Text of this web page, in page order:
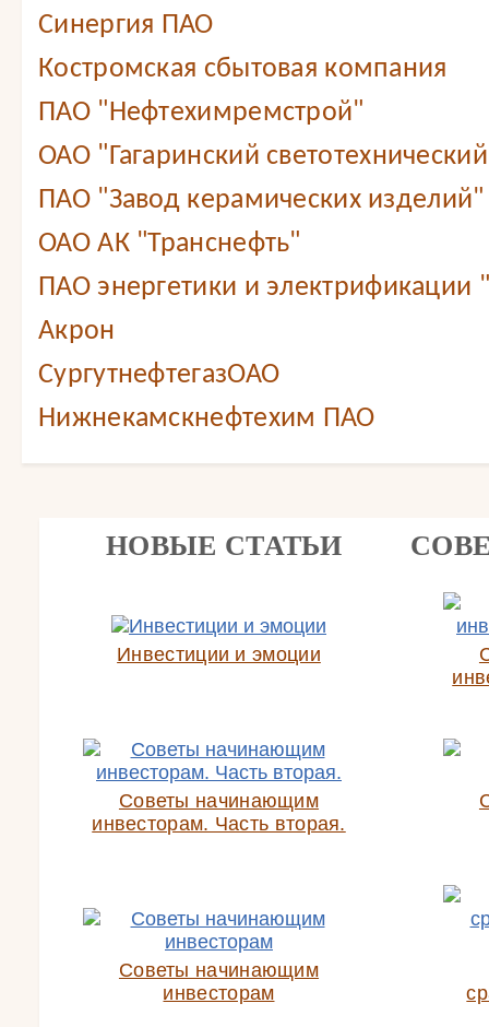
Синергия ПАО
Костромская сбытовая компания
ПАО "Нефтехимремстрой"
ОАО "Гагаринский
ПАО "Завод керамических изделий"
ОАО АК "Транснефть"
ПАО энергетики и электрификации
Акрон
СургутнефтегазОАО
Нижнекамскнефтехим ПАО
НОВЫЕ СТАТЬИ
Инвестиции и эмоции
Советы начинающим
инвесторам. Часть вторая.
Советы начинающим
инвесторам